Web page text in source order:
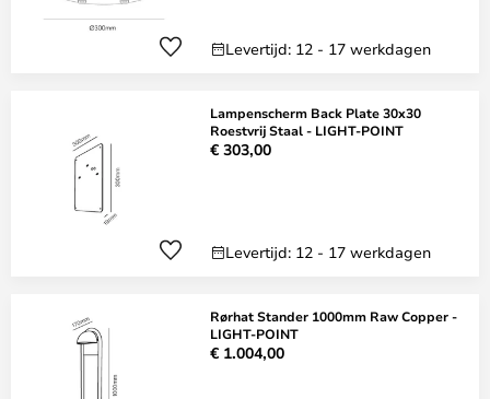
Levertijd: 12 - 17 werkdagen
Lampenscherm Back Plate 30x30
Roestvrij Staal - LIGHT-POINT
€ 303,00
Levertijd: 12 - 17 werkdagen
Rørhat Stander 1000mm Raw Copper -
LIGHT-POINT
€ 1.004,00